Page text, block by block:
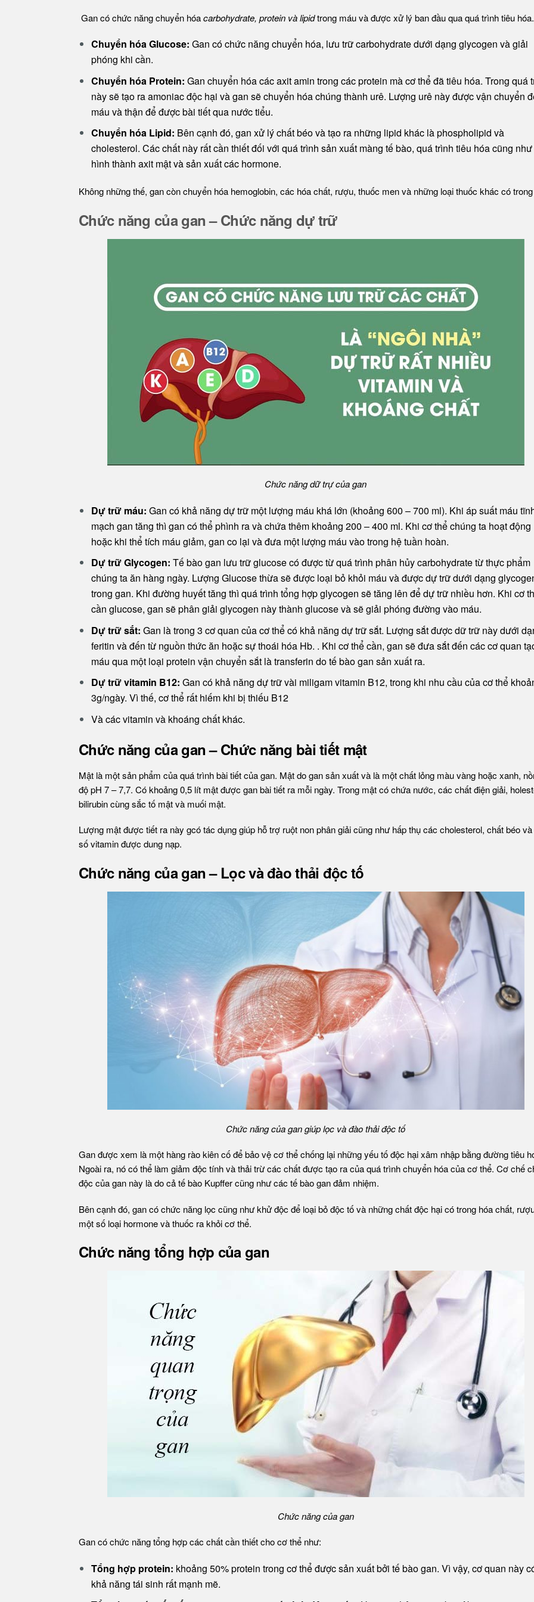
Gan có chức năng chuyển hóacarbohydrate, protein và lipidtrong máu và được xử lý ban đầu qua quá trình tiêu
Chuyển hóa Glucose: Gan có chức năng chuyển hóa, lưu trữ carbohydrate dưới dạng glycogen và giải
phóng khi cần.
Chuyển hóa Protein: Gan chuyển hóa các axit amin trong các protein mà cơ thể đã tiêu hóa. Trong quá
này sẽ tạo ra amoniac độc hại và gan sẽ chuyển hóa chúng thành urê. Lượng urê này được vận chuyển
máu và thận để được bài tiết qua nước tiểu.
Chuyển hóa Lipid: Bên cạnh đó, gan xử lý chất béo và tạo ra những lipid khác là phospholipid và
cholesterol. Các chất này rất cần thiết đối với quá trình sản xuất màng tế bào, quá trình tiêu hóa cũng như
hình thành axit mật và sản xuất các hormone.
Không những thế, gan còn chuyển hóa hemoglobin, các hóa chất, rượu, thuốc men và những loại thuốc khác có
Chức năng của gan – Chức năng dự trữ
Chức năng dữ trự của gan
Dự trữ máu: Gan có khả năng dự trữ một lượng máu khá lớn (khoảng 600 – 700 ml). Khi áp suất máu
mạch gan tăng thì gan có thể phình ra và chứa thêm khoảng 200 – 400 ml. Khi cơ thể chúng ta hoạt động
hoặc khi thể tích máu giảm, gan co lại và đưa một lượng máu vào trong hệ tuần hoàn.
Dự trữ Glycogen: Tế bào gan lưu trữ glucose có được từ quá trình phân hủy carbohydrate từ thực phẩm
chúng ta ăn hàng ngày. Lượng Glucose thừa sẽ được loại bỏ khỏi máu và được dự trữ dưới dạng
trong gan. Khi đường huyết tăng thì quá trình tổng hợp glycogen sẽ tăng lên để dự trữ nhiều hơn. Khi cơ
cần glucose, gan sẽ phân giải glycogen này thành glucose và sẽ giải phóng đường vào máu.
Dự trữ sắt: Gan là trong 3 cơ quan của cơ thể có khả năng dự trữ sắt. Lượng sắt được dữ trữ này dưới
feritin và đến từ nguồn thức ăn hoặc sự thoái hóa Hb. . Khi cơ thể cần, gan sẽ đưa sắt đến các cơ quan
máu qua một loại protein vận chuyển sắt là transferin do tế bào gan sản xuất ra.
Dự trữ vitamin B12: Gan có khả năng dự trữ vài miligam vitamin B12, trong khi nhu cầu của cơ thể
3g/ngày. Vì thế, cơ thể rất hiếm khi bị thiếu B12
Và các vitamin và khoáng chất khác.
Chức năng của gan – Chức năng bài tiết mật
Mật là một sản phẩm của quá trình bài tiết của gan. Mật do gan sản xuất và là một chất lỏng màu vàng hoặc xanh,
độ pH 7 – 7,7. Có khoảng 0,5 lít mật được gan bài tiết ra mỗi ngày. Trong mật có chứa nước, các chất điện giải,
bilirubin cùng sắc tố mật và muối mật.
Lượng mật được tiết ra này gcó tác dụng giúp hỗ trợ ruột non phân giải cũng như hấp thụ các cholesterol, chất béo
số vitamin được dung nạp.
Chức năng của gan – Lọc và đào thải độc tố
Chức năng của gan giúp lọc và đào thải độc tố
Gan được xem là một hàng rào kiên cố để bảo vệ cơ thể chống lại những yếu tố độc hại xâm nhập bằng đường tiêu
Ngoài ra, nó có thể làm giảm độc tính và thải trừ các chất được tạo ra của quá trình chuyển hóa của cơ thể. Cơ chế
độc của gan này là do cả tế bào Kupffer cũng như các tế bào gan đảm nhiệm.
Bên cạnh đó, gan có chức năng lọc cũng như khử độc để loại bỏ độc tố và những chất độc hại có trong hóa chất,
một số loại hormone và thuốc ra khỏi cơ thể.
Chức năng tổng hợp của gan
Chức năng của gan
Gan có chức năng tổng hợp các chất cần thiết cho cơ thể như:
Tổng hợp protein: khoảng 50% protein trong cơ thể được sản xuất bởi tế bào gan. Vì vậy, cơ quan này
khả năng tái sinh rất mạnh mẽ.